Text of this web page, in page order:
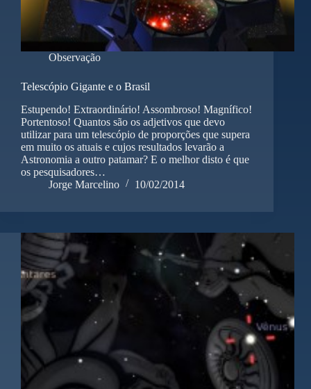
Observação
Telescópio Gigante e o Brasil
Estupendo! Extraordinário! Assombroso! Magnífico!
Portentoso! Quantos são os adjetivos que devo
utilizar para um telescópio de proporções que supera
em muito os atuais e cujos resultados levarão a
Astronomia a outro patamar? E o melhor disto é que
os pesquisadores…
Jorge Marcelino
10/02/2014